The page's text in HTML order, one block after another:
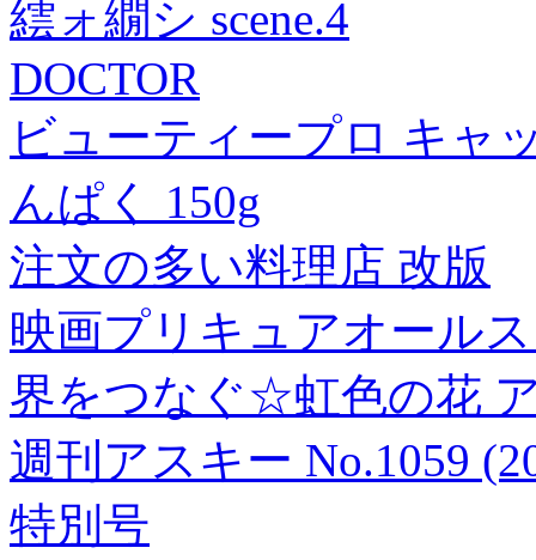
繧ォ繝シ scene.4
DOCTOR
ビューティープロ キャ
んぱく 150g
注文の多い料理店 改版
映画プリキュアオール
界をつなぐ☆虹色の花
週刊アスキー No.1059
特別号